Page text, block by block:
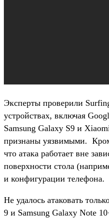
Эксперты проверили
устройствах, включая
Samsung Galaxy S9 и
признаны уязвимыми.
что атака работает вне
поверхности стола
и конфигурации телефона.
Не удалось атаковать
9 и Samsung Galaxy Note